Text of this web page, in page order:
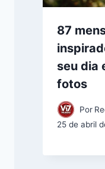
87
seu dia
fotos
Por
25 de abril